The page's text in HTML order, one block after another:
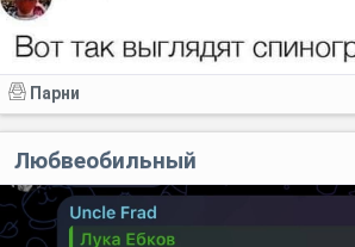
Парни
Любвеобильный